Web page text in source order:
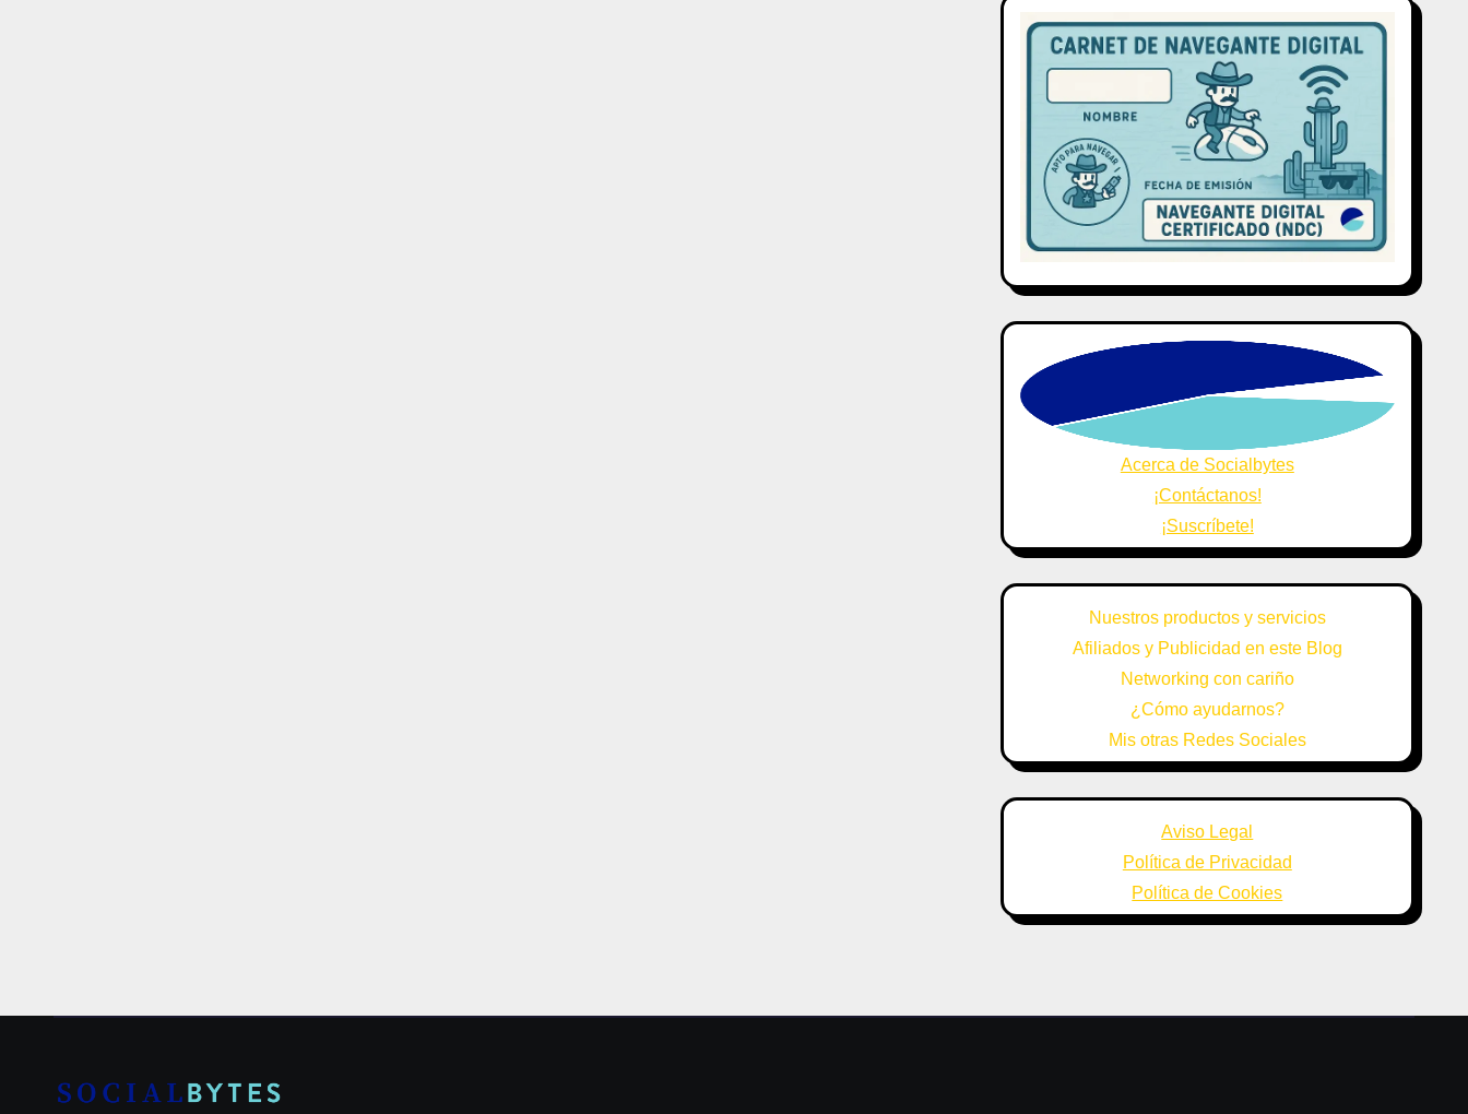
Acerca de Socialbytes
¡Contáctanos!
¡Suscríbete!
Nuestros productos y servicios
Afiliados y Publicidad en este Blog
Networking con cariño
¿Cómo ayudarnos?
Mis otras Redes Sociales
Aviso Legal
Política de Privacidad
Política de Cookies